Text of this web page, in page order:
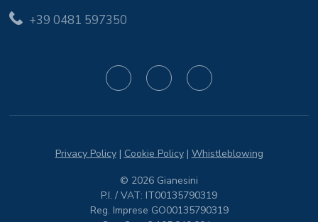
+39 0481 597350
Privacy Policy| Cookie Policy| Whistleblowing
© 2026 Gianesini
P.I. / VAT: IT00135790319
Reg. Imprese GO00135790319